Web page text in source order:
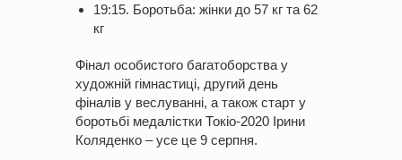
19:15. Боротьба: жінки до 57 кг та 62
кг
Фінал особистого багатоборства у
художній гімнастиці, другий день
фіналів у веслуванні, а також старт у
боротьбі медалістки Токіо-2020 Ірини
Коляденко – усе це 9 серпня.